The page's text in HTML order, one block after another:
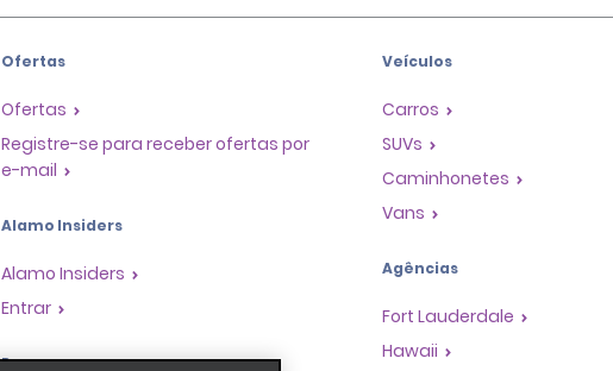
Ofertas
Ofertas
Registre-se para receber ofertas por
e-mail
Alamo Insiders
Alamo Insiders
Entrar
Programas
Veículos
Carros
SUVs
Caminhonetes
Vans
Agências
Fort Lauderdale
Hawaii